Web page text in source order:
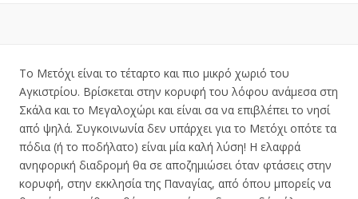
Το Μετόχι είναι το τέταρτο και πιο μικρό χωριό του
Αγκιστρίου. Βρίσκεται στην κορυφή του λόφου ανάμεσα στη
Σκάλα και το Μεγαλοχώρι και είναι σα να επιβλέπει το νησί
από ψηλά. Συγκοινωνία δεν υπάρχει για το Μετόχι οπότε τα
πόδια (ή το ποδήλατο) είναι μία καλή λύση! Η ελαφρά
ανηφορική διαδρομή θα σε αποζημιώσει όταν φτάσεις στην
κορυφή, στην εκκλησία της Παναγίας, από όπου μπορείς να